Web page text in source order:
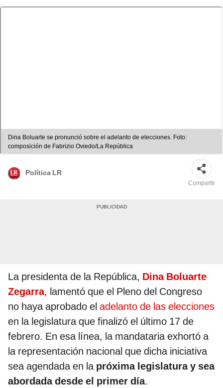
Dina Boluarte se pronunció sobre el adelanto de elecciones. Foto:
composición de Fabrizio Oviedo/La República
Política LR
Compartir
La presidenta de la República, Dina Boluarte
Zegarra, lamentó que el Pleno del Congreso
no haya aprobado el adelanto de las elecciones
en la legislatura que finalizó el último 17 de
febrero. En esa línea, la mandataria exhortó a
la representación nacional que dicha iniciativa
sea agendada en la próxima legislatura y sea
abordada desde el primer día.